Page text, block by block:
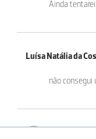
Ainda
Luísa Natália da
não